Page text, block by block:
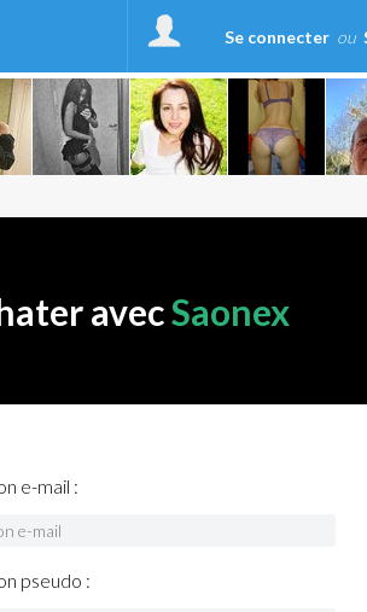
Se connecter ou
avecSaonex
e-mail :
pseudo :